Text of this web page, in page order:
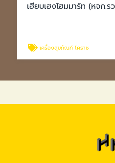
เฮียบเฮงโฮมมาร์ท (หจก.
เครื่องสุขภัณฑ์ โคราช